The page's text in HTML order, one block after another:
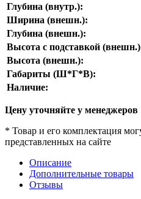
Глубина (внутр.):
Ширина (внешн.):
Глубина (внешн.):
Высота с подставкой
Высота (внешн.):
Габариты (Ш*Г*В):
Наличие:
Цену уточняйте у менеджеров
* Товар и его комплектация
представленных на сайте
Описание
Дополнительные товары
Отзывы